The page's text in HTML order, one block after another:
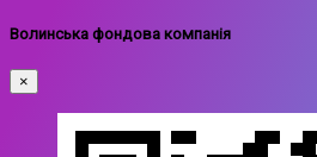
Волинська фондова компанія
×